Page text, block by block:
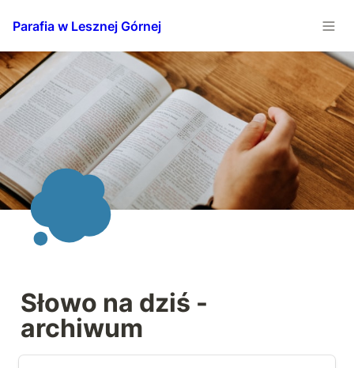
Parafia w Lesznej Górnej
Słowo na dziś -
archiwum